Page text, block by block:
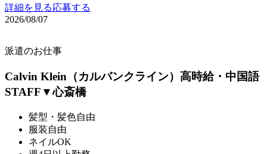
詳細を見る応募する
2026/08/07
派遣のお仕事
Calvin Klein（カルバンクライン）高時給・中国語
STAFF▼心斎橋
髪型・髪色自由
服装自由
ネイルOK